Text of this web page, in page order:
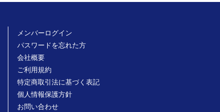
メンバーログイン
パスワードを忘れた方
会社概要
ご利用規約
特定商取引法に基づく表記
個人情報保護方針
お問い合わせ